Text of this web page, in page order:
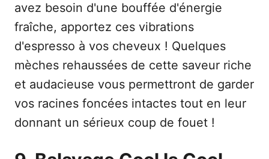
avez besoin d'une bouffée d'énergie
fraîche, apportez ces vibrations
d'espresso à vos cheveux ! Quelques
mèches rehaussées de cette saveur riche
et audacieuse vous permettront de garder
vos racines foncées intactes tout en leur
donnant un sérieux coup de fouet !